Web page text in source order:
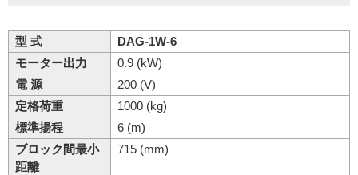
型 式
DAG-1W-6
モーター出力
0.9 (kW)
電 源
200 (V)
定格荷重
1000 (kg)
標準揚程
6 (m)
ブロック間最小
距離
715 (mm)